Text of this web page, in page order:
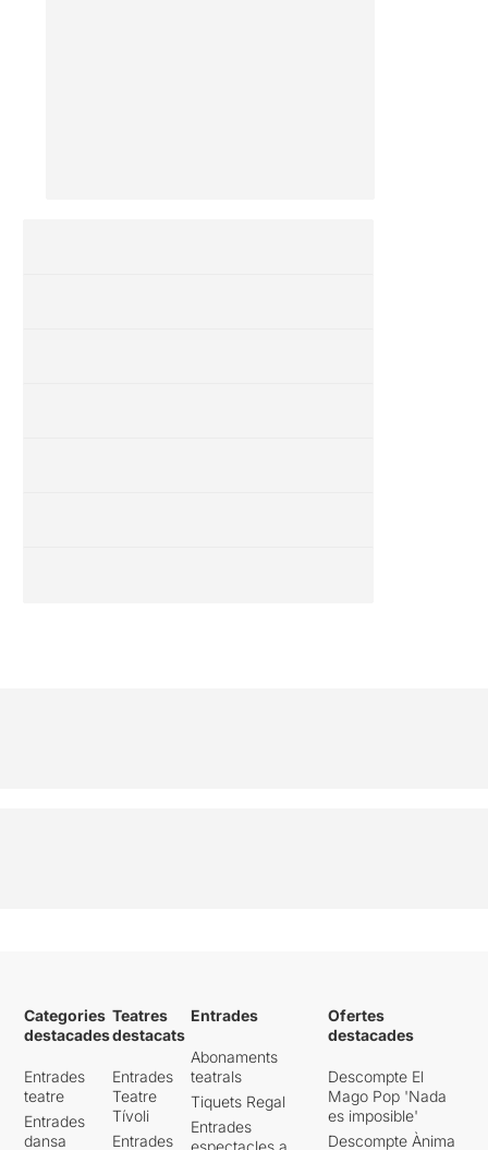
Categories
destacades
Entrades
teatre
Entrades
dansa
Teatres
destacats
Entrades
Teatre
Tívoli
Entrades
Entrades
Abonaments
teatrals
Tiquets Regal
Entrades
espectacles a
Ofertes
destacades
Descompte El
Mago Pop 'Nada
es imposible'
Descompte Ànima